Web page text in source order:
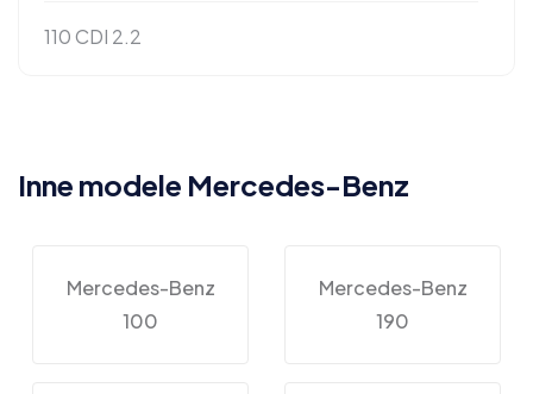
110 CDI 2.2
Inne modele Mercedes-Benz
Mercedes-Benz
100
Mercedes-Benz
190